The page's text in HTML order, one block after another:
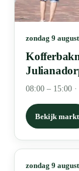
zondag 9
08:00 – 15:00 ·
Bekijk markt
zondag 9